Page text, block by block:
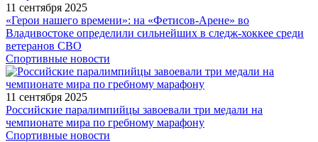
11 сентября 2025
«Герои нашего времени»: на «Фетисов-Арене» во
Владивостоке определили сильнейших в следж-хоккее среди
ветеранов СВО
Спортивные новости
11 сентября 2025
Российские паралимпийцы завоевали три медали на
чемпионате мира по гребному марафону
Спортивные новости